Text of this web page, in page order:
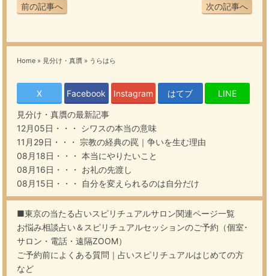
次の記事へ
前の記事へ
Home » 見分け・真贋 » うらはら
X Facebook Instagram はてブ LINE
見分け・真贋の最新記事
12月05日・・・ シワスの本当の意味
11月29日・・・ 宗教の経典の罠｜争いを生む理由
08月18日・・・ 本当にやりたいこと
08月16日・・・ お礼の先渡し
08月15日・・・
自分を変えられるのは自分だけ
■東京の当たる占いスピリチュアルサロン関連ページ一覧
お悩み相談占い＆スピリチュアルセッションのご予約（個室･
サロン・電話・遠隔ZOOM）
ご予約前によくある質問｜占いスピリチュアルはじめての方
など